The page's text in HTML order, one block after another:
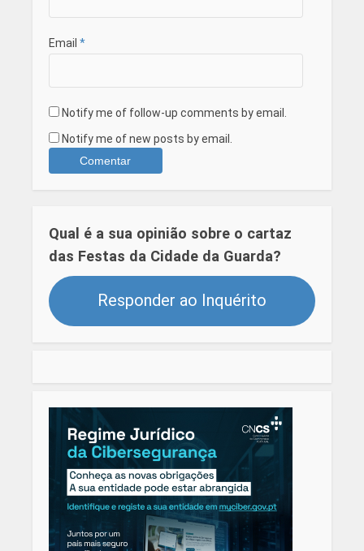
Email *
Notify me of follow-up comments by email.
Notify me of new posts by email.
Qual é a sua opinião sobre o cartaz
das Festas da Cidade da Guarda?
Responder ao Inquérito